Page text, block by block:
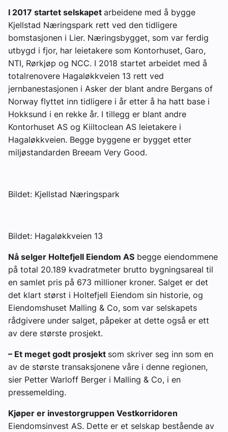
I 2017 startet selskapet arbeidene med å bygge
Kjellstad Næringspark rett ved den tidligere
bomstasjonen i Lier. Næringsbygget, som var ferdig
utbygd i fjor, har leietakere som Kontorhuset, Garo,
NTI, Rørkjøp og NCC. I 2018 startet arbeidet med å
totalrenovere Hagaløkkveien 13 rett ved
jernbanestasjonen i Asker der blant andre Bergans of
Norway flyttet inn tidligere i år etter å ha hatt base i
Hokksund i en rekke år. I tillegg er blant andre
Kontorhuset AS og Kiiltoclean AS leietakere i
Hagaløkkveien. Begge byggene er bygget etter
miljøstandarden Breeam Very Good.
Bildet: Kjellstad Næringspark
Bildet: Hagaløkkveien 13
Nå selger Holtefjell Eiendom AS begge eiendommene
på total 20.189 kvadratmeter brutto bygningsareal til
en samlet pris på 673 millioner kroner. Salget er det
det klart størst i Holtefjell Eiendom sin historie, og
Eiendomshuset Malling & Co, som var selskapets
rådgivere under salget, påpeker at dette også er ett
av dere største prosjekt.
– Et meget godt prosjekt som skriver seg inn som en
av de største transaksjonene våre i denne regionen,
sier Petter Warloff Berger i Malling & Co, i en
pressemelding.
Kjøper er investorgruppen Vestkorridoren
Eiendomsinvest AS. Dette er et selskap bestående av